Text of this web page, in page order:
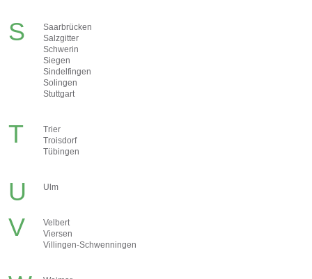
S
Saarbrücken
Salzgitter
Schwerin
Siegen
Sindelfingen
Solingen
Stuttgart
T
Trier
Troisdorf
Tübingen
U Ulm
V
Velbert
Viersen
Villingen-Schwenningen